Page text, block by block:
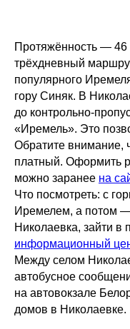
Протяжённость — 46
трёхдневный
популярного
гору Синяк. В
до контрольно-
«Иремель». Это
Обратите внимание,
платный. Оформить
можно заранее на
Что посмотреть: с
Иремелем, а потом —
Николаевка, зайти в
информационный
Между селом
автобусное
на автовокзале
домов в Николаевке.